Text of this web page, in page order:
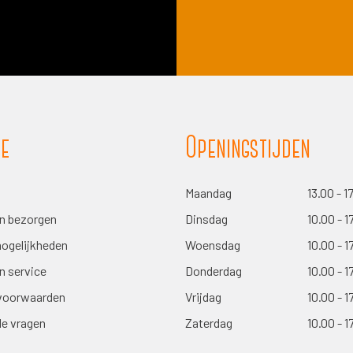
bezorgen
service
vragen
Openingstijden
Maandag
13.00 -
Dinsdag
10.00 -
Woensdag
10.00 -
Donderdag
10.00 -
Vrijdag
10.00 -
Zaterdag
10.00 -